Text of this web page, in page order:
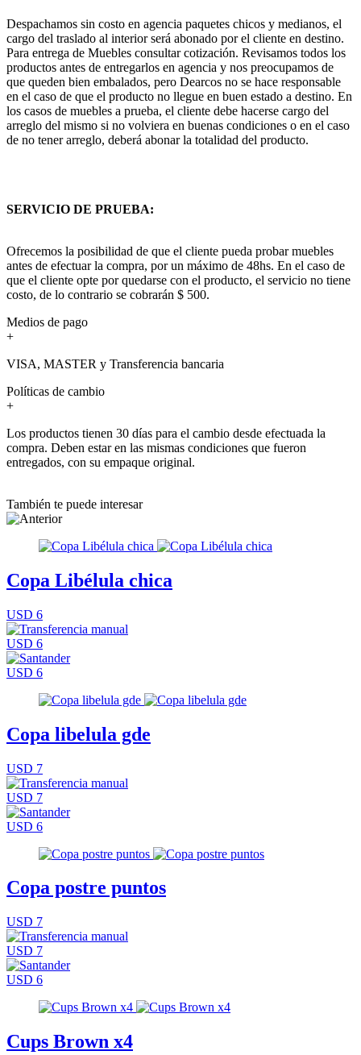
Despachamos sin costo en agencia paquetes chicos y medianos, el
cargo del traslado al interior será abonado por el cliente en destino.
Para entrega de Muebles consultar cotización. Revisamos todos los
productos antes de entregarlos en agencia y nos preocupamos de
que queden bien embalados, pero Dearcos no se hace responsable
en el caso de que el producto no llegue en buen estado a destino. En
los casos de muebles a prueba, el cliente debe hacerse cargo del
arreglo del mismo si no volviera en buenas condiciones o en el caso
de no tener arreglo, deberá abonar la totalidad del producto.
SERVICIO DE PRUEBA:
Ofrecemos la posibilidad de que el cliente pueda probar muebles
antes de efectuar la compra, por un máximo de 48hs. En el caso de
que el cliente opte por quedarse con el producto, el servicio no tiene
costo, de lo contrario se cobrarán $ 500.
Medios de pago
+
VISA, MASTER y Transferencia bancaria
Políticas de cambio
+
Los productos tienen 30 días para el cambio desde efectuada la
compra. Deben estar en las mismas condiciones que fueron
entregados, con su empaque original.
También te puede interesar
Copa Libélula chica
USD 6
USD 6
USD 6
Copa libelula gde
USD 7
USD 7
USD 6
Copa postre puntos
USD 7
USD 7
USD 6
Cups Brown x4